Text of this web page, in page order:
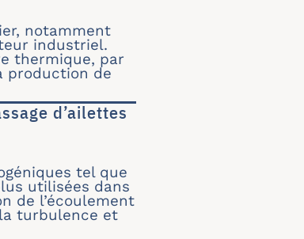
notamment
industriel.
thermique, par
production de
d’ailettes
tel que
utilisées dans
de l’écoulement
turbulence et